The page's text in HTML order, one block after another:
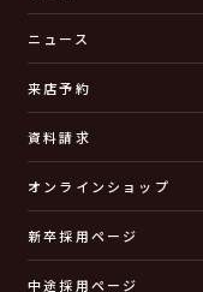
ニュース
来店予約
資料請求
オンラインショップ
新卒採用ページ
中途採用ページ